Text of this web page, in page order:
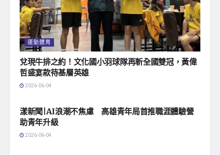
運動體育
兌現牛排之約！文化國小羽球隊再斬全國雙冠，黃偉
哲盛宴款待基層英雄
2026-06-04
漾新聞|AI浪潮不焦慮 高雄青年局首推職涯體驗營
助青年升級
2026-06-04